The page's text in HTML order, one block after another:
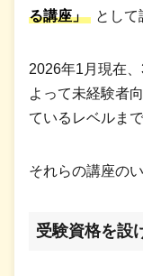
る講座」
として
2026年1月現在
よって未経験者
ているレベルま
それらの講座の
受験資格を設